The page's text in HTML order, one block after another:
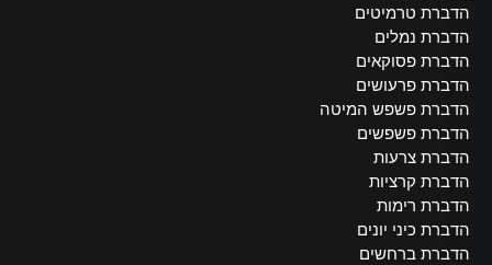
הדברת טרמיטים
הדברת נמלים
הדברת פסוקאים
הדברת פרעושים
הדברת פשפש המיטה
הדברת פשפשים
הדברת צרעות
הדברת קרציות
הדברת רימות
הדברת כיני יונים
הדברת ברחשים